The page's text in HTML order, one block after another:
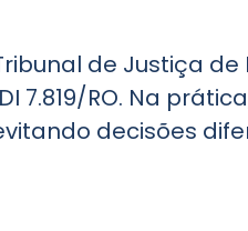
de Justiça
7.819/RO. Na
decisões